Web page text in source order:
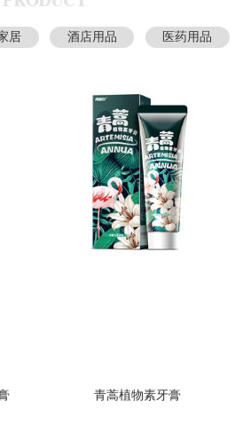
居 酒店用品 医药用品
青蒿植物素牙膏